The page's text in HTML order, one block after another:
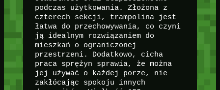
podczas użytkowania. Złożona z
czterech sekcji, trampolina jest
łatwa do przechowywania, co czyni
ją idealnym rozwiązaniem do
mieszkań o ograniczonej
przestrzeni. Dodatkowo, cicha
praca sprężyn sprawia, że można
jej używać o każdej porze, nie
zakłócając spokoju innych